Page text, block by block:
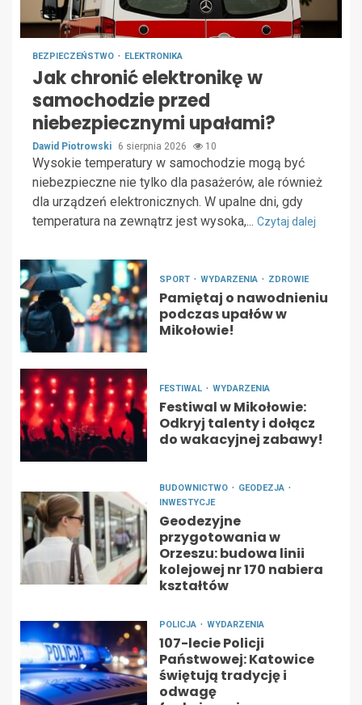
BEZPIECZEŃSTWO ELEKTRONIKA
Jak chronić elektronikę w
samochodzie przed
niebezpiecznymi upałami?
Dawid Piotrowski 6 sierpnia 2026 10
Wysokie temperatury w samochodzie mogą być
niebezpieczne nie tylko dla pasażerów, ale również
dla urządzeń elektronicznych. W upalne dni, gdy
temperatura na zewnątrz jest wysoka,... Czytaj dalej
SPORT WYDARZENIA ZDROWIE
Pamiętaj o nawodnieniu
podczas upałów w
Mikołowie!
FESTIWAL WYDARZENIA
Festiwal w Mikołowie:
Odkryj talenty i dołącz
do wakacyjnej zabawy!
BUDOWNICTWO
GEODEZJA
INWESTYCJE
Geodezyjne
przygotowania w
Orzeszu: budowa linii
kolejowej nr 170 nabiera
kształtów
POLICJA WYDARZENIA
107-lecie Policji
Państwowej: Katowice
świętują tradycję i
odwagę